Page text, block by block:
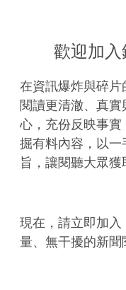
歡迎加
在資訊爆炸與碎
閱讀更清澈、真
心，充份反映事
掘有料內容，以
旨，讓閱聽大眾獲
現在，請立即加
量、無干擾的新聞